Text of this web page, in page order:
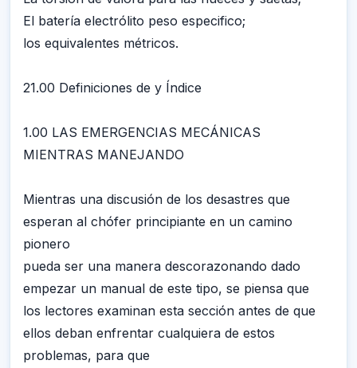
El batería electrólito peso especifico;
los equivalentes métricos.
21.00 Definiciones de y Índice
1.00 LAS EMERGENCIAS MECÁNICAS
MIENTRAS MANEJANDO
Mientras una discusión de los desastres que
esperan al chófer principiante en un camino
pionero
pueda ser una manera descorazonando dado
empezar un manual de este tipo, se piensa que
los lectores examinan esta sección antes de que
ellos deban enfrentar cualquiera de estos
problemas, para que